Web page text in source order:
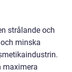
strålande och
minska
maximera